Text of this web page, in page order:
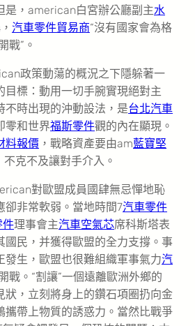
是，american白宮辦公廳副主水
汽車零件貿易商“沒有國家會為格
戰”。
政策動蕩的概況之下隱躲著一
目標：動用一切手腕實現絕對主
不時出現的沖動設法，是台北汽車
零和世界福斯零件觀的內在顯現。
料報價 ，戰略資產要由am藍寶堅
克不及讓對手介入。
對歐盟成員國肆無忌憚地恥
卻非常軟弱。當地時間7汽車零件
件理事會主汽車空氣芯席科斯塔表
國民，并獲得歐盟的全力支撐。事
發生，歐盟也很難組織軍事氣力汽
戰。“割讓”一個遠離歐洲外鄉的
狀，立刻將身上的鑽石項圈扔向金
攜帶上物質的誘惑力。當然比戰爭